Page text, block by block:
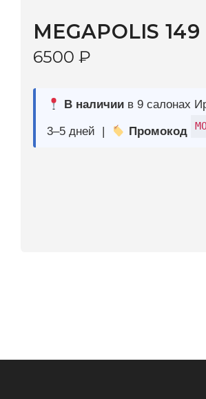
В наличиив 9 салонах
3–5 дней |